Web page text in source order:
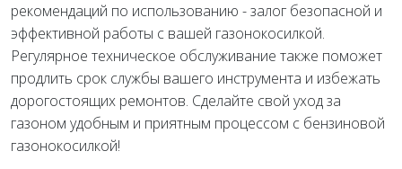
рекомендаций по использованию - залог безопасной и
эффективной работы с вашей газонокосилкой.
Регулярное техническое обслуживание также поможет
продлить срок службы вашего инструмента и избежать
дорогостоящих ремонтов. Сделайте свой уход за
газоном удобным и приятным процессом с бензиновой
газонокосилкой!